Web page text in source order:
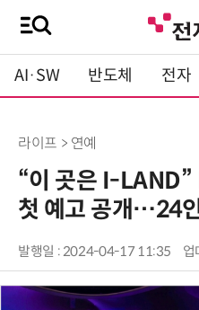
AI·SW 반도체 전자
라이프 > 연예
“이 곳은 I-
첫 예고 공개…24
발행일 : 2024-04-17 11:35